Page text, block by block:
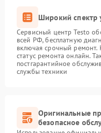
Широкий спектр
Сервисный центр Testo
всей РФ, бесплатную
включая срочный ремонт.
статус ремонта онлайн.
постгарантийное
службы техники
Оригинальные
безопасное